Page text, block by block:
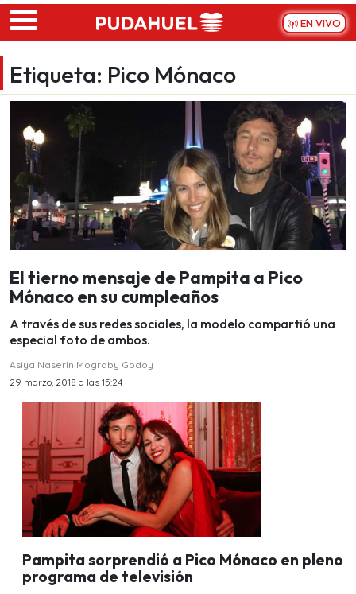
Skip to main content
EN VIVO
Etiqueta: Pico Mónaco
El tierno mensaje de Pampita a Pico
Mónaco en su cumpleaños
A través de sus redes sociales, la modelo compartió una
especial foto de ambos.
Asiya Naserin Mograby Godoy
29 marzo, 2018 a las 15:24
Pampita sorprendió a Pico Mónaco en pleno
programa de televisión